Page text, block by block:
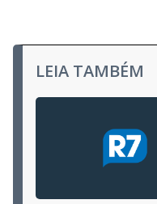
LEIA TAMBÉM